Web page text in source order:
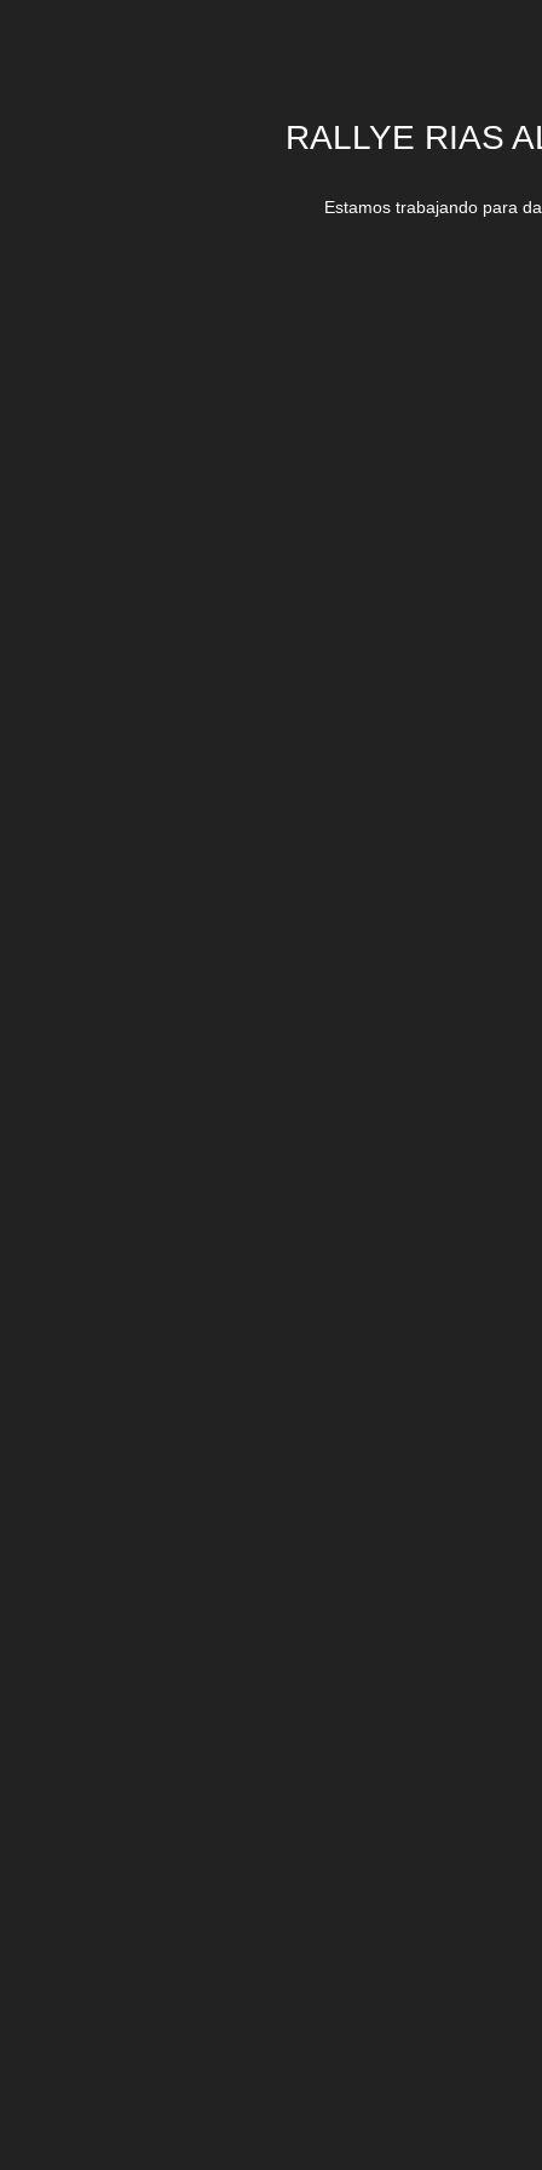
RALLYE RIAS
Estamos trabajando para